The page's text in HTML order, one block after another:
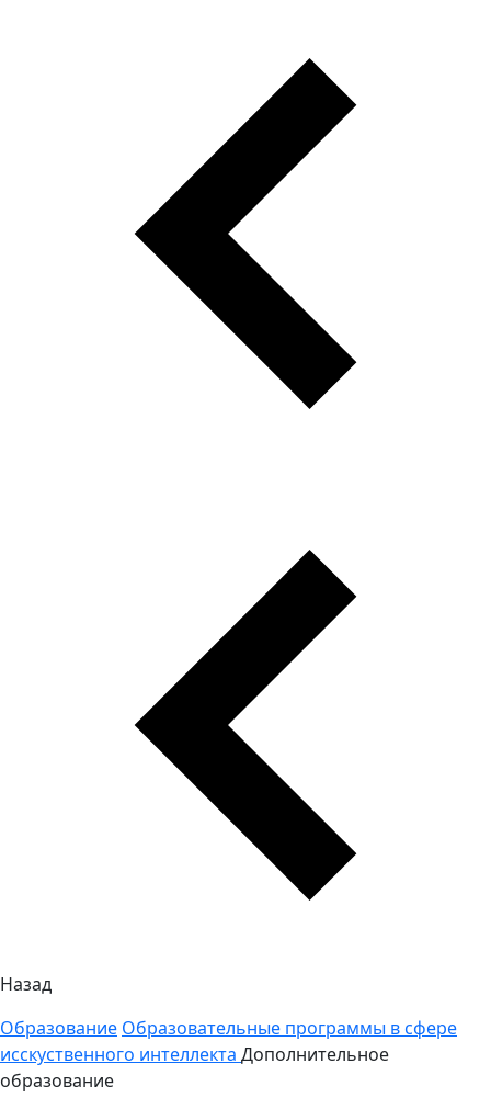
Назад
Образование Образовательные программы в сфере
исскуственного интеллекта Дополнительное
образование